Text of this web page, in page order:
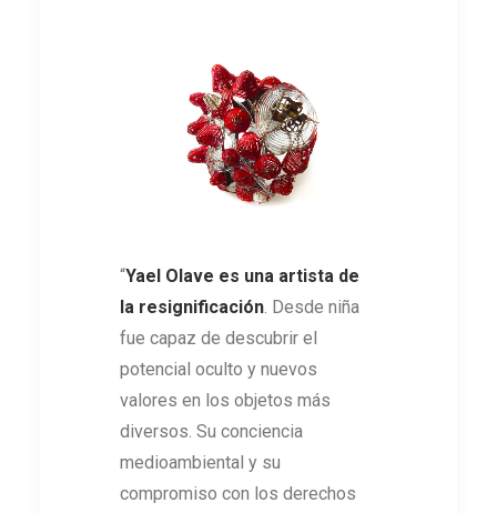
“Yael Olave es una artista de
la resignificación. Desde niña
fue capaz de descubrir el
potencial oculto y nuevos
valores en los objetos más
diversos. Su conciencia
medioambiental y su
compromiso con los derechos